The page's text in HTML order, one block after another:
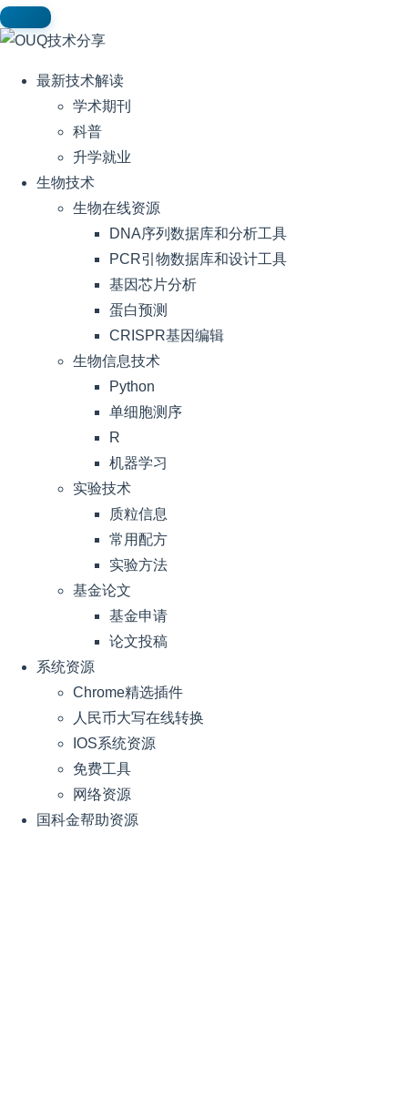
最新技术解读
学术期刊
科普
升学就业
生物技术
生物在线资源
DNA序列数据库和分析工具
PCR引物数据库和设计工具
基因芯片分析
蛋白预测
CRISPR基因编辑
生物信息技术
Python
单细胞测序
R
机器学习
实验技术
质粒信息
常用配方
实验方法
基金论文
基金申请
论文投稿
系统资源
Chrome精选插件
人民币大写在线转换
IOS系统资源
免费工具
网络资源
国科金帮助资源